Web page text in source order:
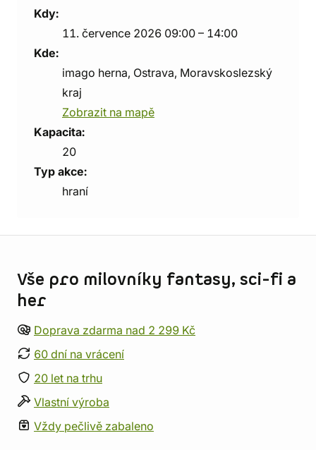
Kdy:
11. července 2026 09:00 – 14:00
Kde:
imago herna, Ostrava, Moravskoslezský
kraj
Zobrazit na mapě
Kapacita:
20
Typ akce:
hraní
Vše pro milovníky fantasy, sci-fi a
her
Doprava zdarma nad 2 299 Kč
60 dní na vrácení
20 let na trhu
Vlastní výroba
Vždy pečlivě zabaleno